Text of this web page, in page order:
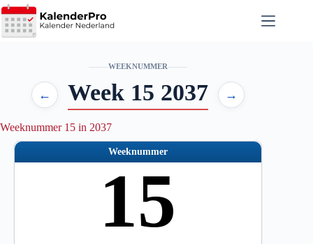
Ga
naar
de
WEEKNUMMER
← Week 15 2037 →
Weeknummer 15 in 2037
Weeknummer
15